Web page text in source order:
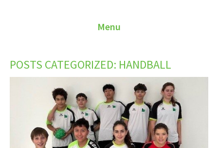
Menu
CONTACT
INSCRIPTIONS 2026
LE LYCÉE
LET’S GO SCIENCE
POSTS CATEGORIZED: HANDBALL